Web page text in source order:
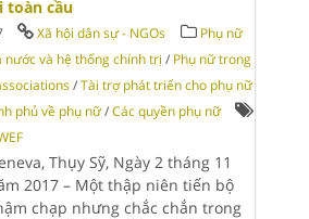
toàn cầu
Xã hội dân sự - NGOs
Phụ nữ
và hệ thống chính trị / Phụ nữ trong
/Tài trợ phát triển cho phụ nữ
phủ về phụ nữ /Các quyền phụ nữ
Thụy Sỹ, Ngày 2 tháng 11
2017 – Một thập niên tiến bộ
chạp nhưng chắc chắn trong